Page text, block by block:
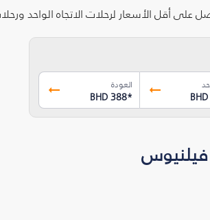
على أقل الأسعار لرحلات الاتجاه الواحد
العودة
BHD 388*
فيلنيوس